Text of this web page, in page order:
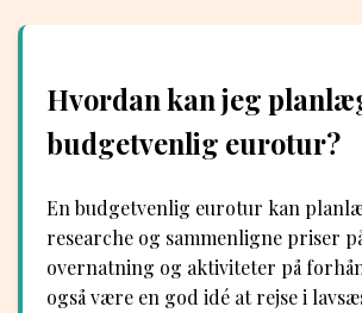
Hvordan kan jeg
budgetvenlig eurotur?
En budgetvenlig eurotur kan
researche og sammenligne priser
overnatning og aktiviteter på
også være en god idé at rejse i